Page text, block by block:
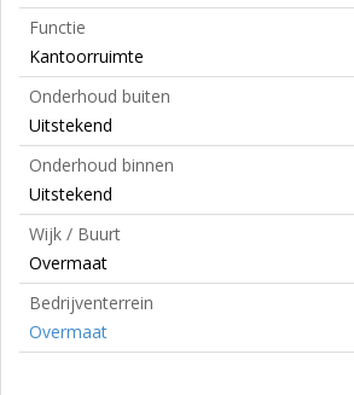
Functie
Kantoorruimte
Onderhoud buiten
Uitstekend
Onderhoud binnen
Uitstekend
Wijk / Buurt
Overmaat
Bedrijventerrein
Overmaat